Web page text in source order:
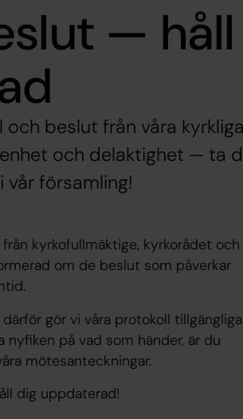
— håll
beslut från våra kyrkliga
och delaktighet — ta
församling!
kyrkofullmäktige, kyrkorådet och
om de beslut som påverkar
gör vi våra protokoll
på vad som händer, är du
mötesanteckningar.
dig uppdaterad!